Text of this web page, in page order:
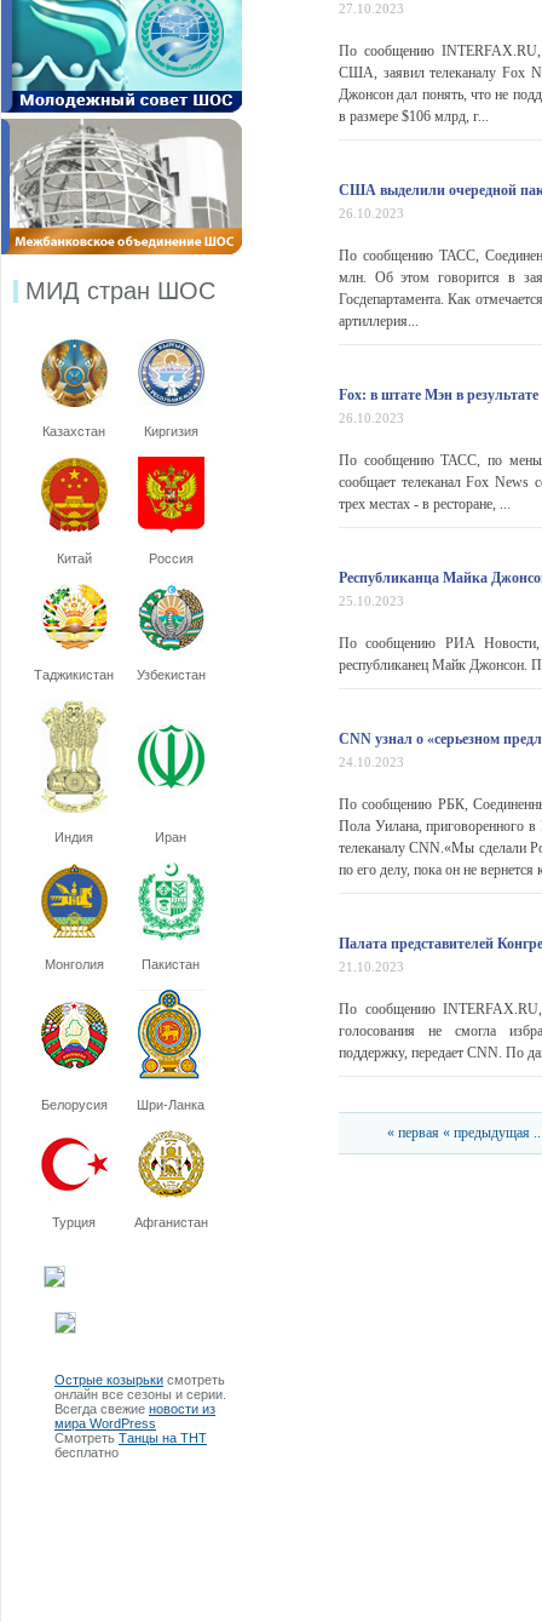
МИД стран ШОС
Казахстан Киргизия
Китай Россия
Таджикистан Узбекистан
Индия Иран
Монголия Пакистан
Белорусия Шри-Ланка
Турция Афганистан
Острые козырьки смотреть
онлайн все сезоны и серии.
Всегда свежие новости из
мира WordPress
Смотреть Танцы на ТНТ
бесплатно
27.10.2023
По сообщению INTERFAX.RU,
США, заявил телеканалу Fox
Джонсон дал понять, что не
в размере $106 млрд, г...
США выделили очередной
26.10.2023
По сообщению ТАСС,
млн. Об этом говорится в
Госдепартамента. Как
артиллерия...
Fox: в штате Мэн в
26.10.2023
По сообщению ТАСС, по
сообщает телеканал Fox News
трех местах - в ресторане, ...
Республиканца Майка
25.10.2023
По сообщению РИА Новости,
республиканец Майк Джонсон.
CNN узнал о «серьезном
24.10.2023
По сообщению РБК,
Пола Уилана, приговоренного в
телеканалу CNN.«Мы сделали
по его делу, пока он не вернется
Палата представителей
21.10.2023
По сообщению INTERFAX.RU,
голосования не смогла
поддержку, передает CNN. По
« первая « предыдущая